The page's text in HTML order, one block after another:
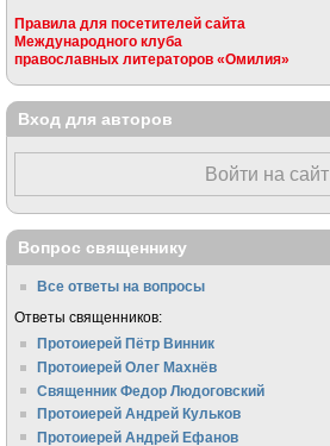
Правила для посетителей сайта
Международного клуба
православных литераторов «Омилия»
Вход для авторов
Войти на сайт
Вопрос священнику
Все ответы на вопросы
Ответы священников:
Протоиерей Пётр Винник
Протоиерей Олег Махнёв
Священник Федор Людоговский
Протоиерей Андрей Кульков
Протоиерей Андрей Ефанов